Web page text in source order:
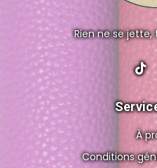
Rien ne se
À
Conditions